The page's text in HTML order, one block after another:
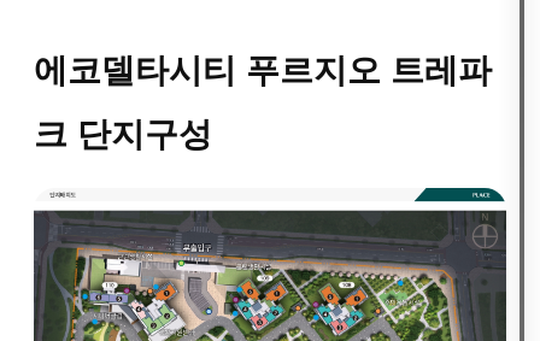
에코델타시티 푸르지오 트레파
크 단지구성